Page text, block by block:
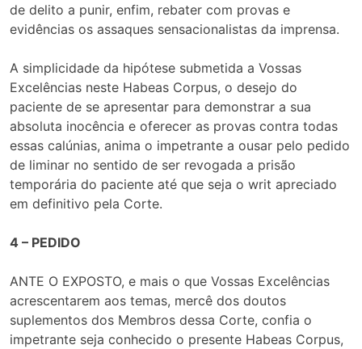
de delito a punir, enfim, rebater com provas e
evidências os assaques sensacionalistas da imprensa.
A simplicidade da hipótese submetida a Vossas
Excelências neste Habeas Corpus, o desejo do
paciente de se apresentar para demonstrar a sua
absoluta inocência e oferecer as provas contra todas
essas calúnias, anima o impetrante a ousar pelo pedido
de liminar no sentido de ser revogada a prisão
temporária do paciente até que seja o writ apreciado
em definitivo pela Corte.
4 – PEDIDO
ANTE O EXPOSTO, e mais o que Vossas Excelências
acrescentarem aos temas, mercê dos doutos
suplementos dos Membros dessa Corte, confia o
impetrante seja conhecido o presente Habeas Corpus,